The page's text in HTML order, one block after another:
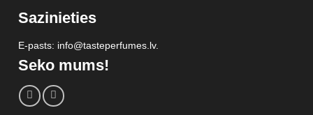
Sazinieties
E-pasts: info@tasteperfumes.lv.
Seko mums!